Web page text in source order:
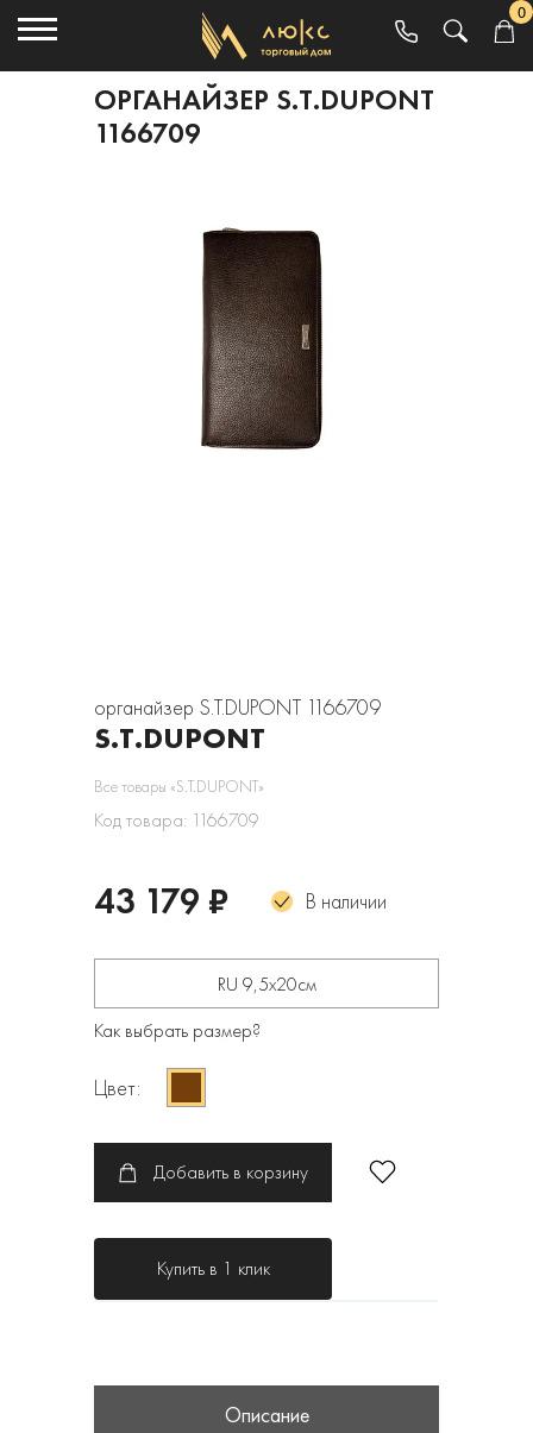
0
ОРГАНАЙЗЕР S.T.DUPONT
1166709
органайзер S.T.DUPONT 1166709
S.T.DUPONT
Все товары «S.T.DUPONT»
Код товара: 1166709
43 179 ₽ В наличии
RU 9,5х20см
Как выбрать размер?
Цвет:
Добавить в корзину
Купить в 1 клик
Описание